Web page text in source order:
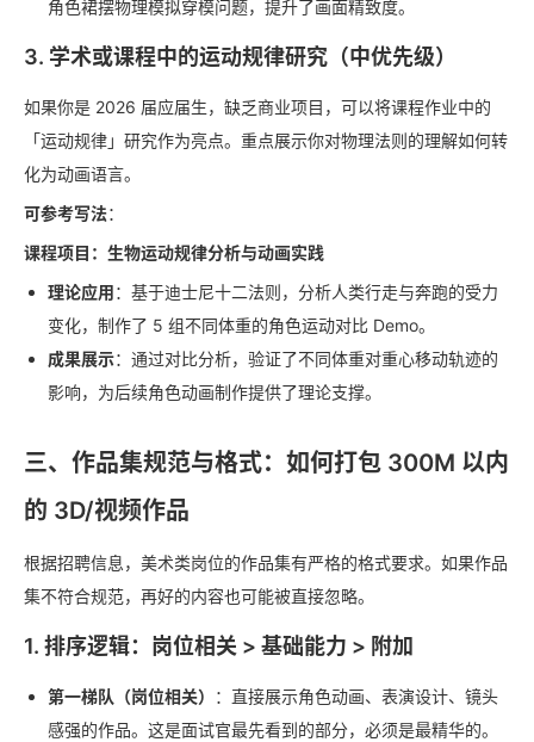
角色裙摆物理模拟穿模问题，提升了画面精致度。
3. 学术或课程中的运动规律研究（中优先级）
如果你是 2026 届应届生，缺乏商业项目，可以将课程作业中的
「运动规律」研究作为亮点。重点展示你对物理法则的理解如何转
化为动画语言。
可参考写法：
课程项目：生物运动规律分析与动画实践
理论应用：基于迪士尼十二法则，分析人类行走与奔跑的受力
变化，制作了 5 组不同体重的角色运动对比 Demo。
成果展示：通过对比分析，验证了不同体重对重心移动轨迹的
影响，为后续角色动画制作提供了理论支撑。
三、作品集规范与格式：如何打包 300M 以内
的 3D/视频作品
根据招聘信息，美术类岗位的作品集有严格的格式要求。如果作品
集不符合规范，再好的内容也可能被直接忽略。
1. 排序逻辑：岗位相关 > 基础能力 > 附加
第一梯队（岗位相关）
：直接展示角色动画、表演设计、镜头
感强的作品。这是面试官最先看到的部分，必须是最精华的。